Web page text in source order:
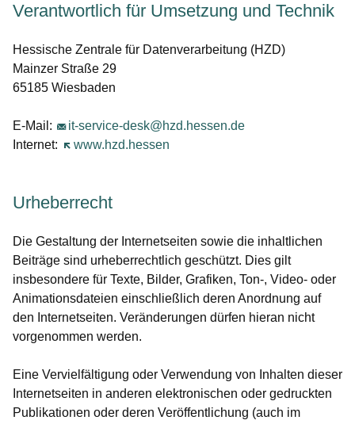
Verantwortlich für Umsetzung und Technik
Hessische Zentrale für Datenverarbeitung (HZD)
Mainzer Straße 29
65185 Wiesbaden
E-Mail:
it-service-desk@hzd.hessen.de
Internet:
www.hzd.hessen
Öffnet sich in einem neuen Fenster
Urheberrecht
Die Gestaltung der Internetseiten sowie die inhaltlichen
Beiträge sind urheberrechtlich geschützt. Dies gilt
insbesondere für Texte, Bilder, Grafiken, Ton-, Video- oder
Animationsdateien einschließlich deren Anordnung auf
den Internetseiten. Veränderungen dürfen hieran nicht
vorgenommen werden.
Eine Vervielfältigung oder Verwendung von Inhalten dieser
Internetseiten in anderen elektronischen oder gedruckten
Publikationen oder deren Veröffentlichung (auch im